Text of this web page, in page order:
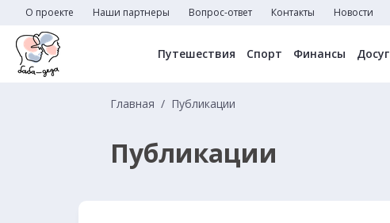
О проекте Наши партнеры Вопрос-ответ Контакты Новости
Путешествия Спорт Финансы Досуг
Главная Публикации
Публикации